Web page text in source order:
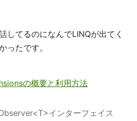
してるのになんでLINQが出てく
ったです。
の概要と利用方法
インターフェイス